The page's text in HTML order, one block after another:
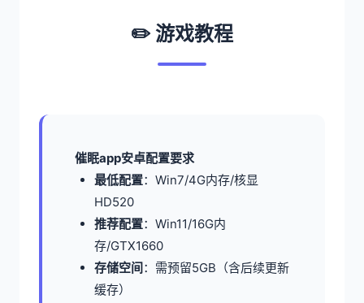
✏️ 游戏教程
催眠app安卓配置要求
​最低配置​​：Win7/4G内存/核显
HD520
​推荐配置​​：Win11/16G内
存/GTX1660
​存储空间​​：需预留5GB（含后续更新
缓存）